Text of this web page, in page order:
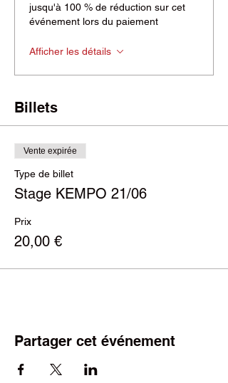
jusqu'à 100 % de réduction sur cet
événement lors du paiement
Afficher les détails
Billets
Vente expirée
Type de billet
Stage KEMPO 21/06
Prix
20,00 €
Partager cet événement